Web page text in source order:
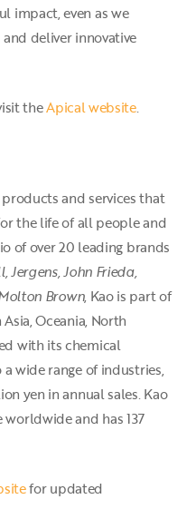
impact, even as we
deliver innovative
theApical website.
and services that
the life of all people and
of over 20 leading brands
Jergens, John Frieda,
Brown, Kao is part of
Oceania, North
with its chemical
wide range of industries,
yen in annual sales. Kao
and has 137
for updated